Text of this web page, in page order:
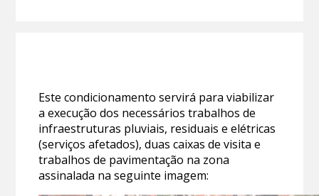
Este condicionamento servirá para viabilizar
a execução dos necessários trabalhos de
infraestruturas pluviais, residuais e elétricas
(serviços afetados), duas caixas de visita e
trabalhos de pavimentação na zona
assinalada na seguinte imagem: